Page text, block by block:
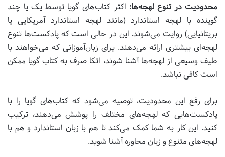
محدودیت در تنوع لهجه‌ها: اکثر کتاب‌های گویا توسط یک یا چند
گوینده با لهجه استاندارد (مانند لهجه استاندارد آمریکایی یا
بریتانیایی) روایت می‌شوند. این در حالی است که پادکست‌ها تنوع
لهجه‌ای بیشتری ارائه می‌دهند. برای زبان‌آموزانی که می‌خواهند با
طیف وسیعی از لهجه‌ها آشنا شوند، اتکا صرف به کتاب گویا ممکن
است کافی نباشد.
برای رفع این محدودیت، توصیه می‌شود که کتاب‌های گویا را با
پادکست‌هایی که لهجه‌های مختلف را پوشش می‌دهند، ترکیب
کنید. این کار به شما کمک می‌کند تا هم با زبان استاندارد و هم با
لهجه‌های متنوع و زبان محاوره آشنا شوید.